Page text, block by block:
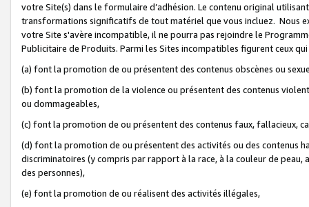
votre Site(s) dans le formulaire d’adhésion. Le contenu original
transformations significatifs de tout matériel que vous incluez. Nous
votre Site s'avère incompatible, il ne pourra pas rejoindre le
Publicitaire de Produits. Parmi les Sites incompatibles figurent ceux
(a) font la promotion de ou présentent des contenus obscènes ou
(b) font la promotion de la violence ou présentent des contenus
ou dommageables,
(c) font la promotion de ou présentent des contenus faux, fallacieux,
(d) font la promotion de ou présentent des activités ou des contenus
discriminatoires (y compris par rapport à la race, à la couleur de
des personnes),
(e) font la promotion de ou réalisent des activités illégales,